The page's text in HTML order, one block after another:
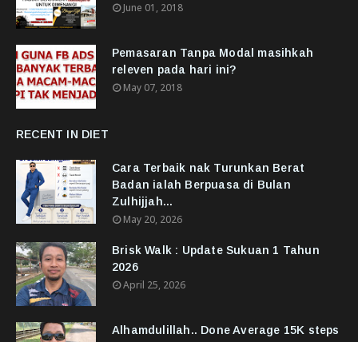
June 01, 2018
Pemasaran Tanpa Modal masihkah
releven pada hari ini?
May 07, 2018
RECENT IN DIET
Cara Terbaik nak Turunkan Berat
Badan ialah Berpuasa di Bulan
Zulhijjah...
May 20, 2026
Brisk Walk : Update Sukuan 1 Tahun
2026
April 25, 2026
Alhamdulillah.. Done Average 15K steps